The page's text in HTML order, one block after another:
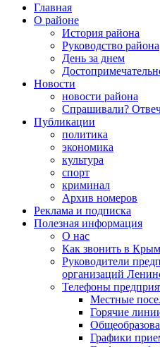
Главная
О районе
История района
Руководство района
День за днем
Новости
новости района
Спрашивали?
Публикации
политика
экономика
культура
спорт
криминал
Архив номеров
Реклама и подписка
Полезная информация
О нас
Как звонить в Крым
Руководители
организаций
Телефоны
Местные
Горячие
Графики